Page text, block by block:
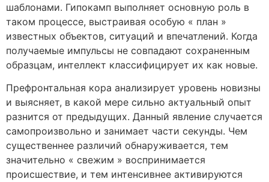
шаблонами. Гипокамп выполняет основную роль в
таком процессе, выстраивая особую « план »
известных объектов, ситуаций и впечатлений. Когда
получаемые импульсы не совпадают сохраненным
образцам, интеллект классифицирует их как новые.
Префронтальная кора анализирует уровень новизны
и выясняет, в какой мере сильно актуальный опыт
разнится от предыдущих. Данный явление случается
самопроизвольно и занимает части секунды. Чем
существеннее различий обнаруживается, тем
значительно « свежим » воспринимается
происшествие, и тем интенсивнее активируются